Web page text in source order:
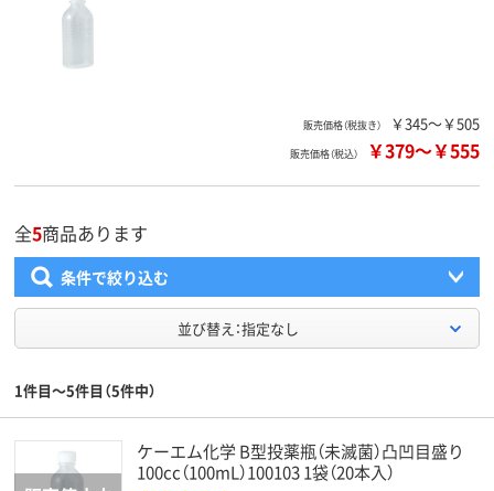
販売価格（税抜き） ￥345～￥505
販売価格（税込） ￥379～￥555
全5商品あります
条件で絞り込む
並び替え：指定なし
1件目～5件目（5件中）
ケーエム化学 B型投薬瓶（未滅菌）凸凹目盛り
100cc（100mL）100103 1袋（20本入）